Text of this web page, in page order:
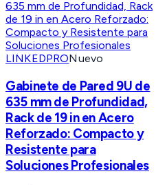
LINKEDPRONuevo
Gabinete de Pared 9U de
635 mm de Profundidad,
Rack de 19 in en Acero
Reforzado: Compacto y
Resistente para
Soluciones Profesionales